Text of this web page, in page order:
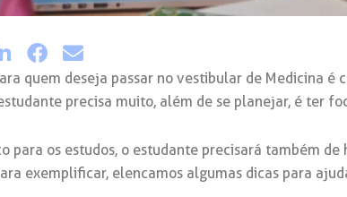
quem deseja passar no vestibular de Medicina
precisa muito, além de se planejar, é ter
para os estudos, o estudante precisará também
exemplificar, elencamos algumas dicas para